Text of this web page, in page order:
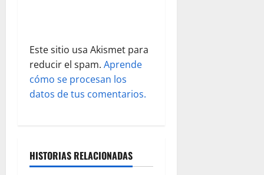
d
a
s
Este sitio usa Akismet para
reducir el spam. Aprende
cómo se procesan los
datos de tus comentarios.
HISTORIAS RELACIONADAS